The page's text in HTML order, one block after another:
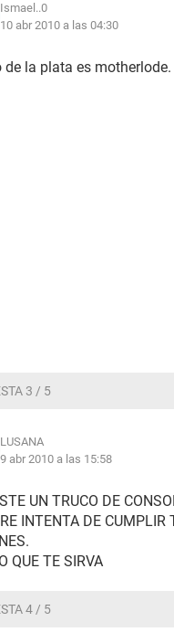
Ismael..0
10 abr 2010 a las 04:30
de la plata es
3 / 5
LUSANA
9 abr 2010 a las 15:58
UN TRUCO DE
INTENTA DE
QUE TE SIRVA
4 / 5